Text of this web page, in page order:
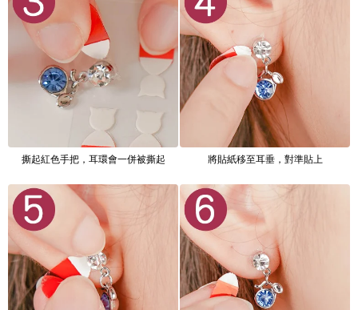
撕起紅色手把，耳環會一併被撕起 將貼紙移至耳垂，對準貼上